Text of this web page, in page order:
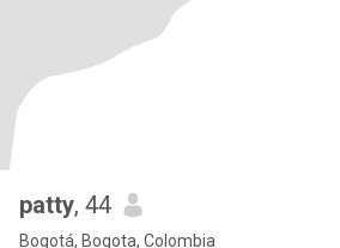
patty, 44
Bogotá, Bogota, Colombia